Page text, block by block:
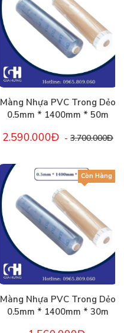
Màng Nhựa PVC Trong Dẻo
0.5mm * 1400mm * 50m
2.590.000Đ - 3.700.000Đ
Còn Hàng
Màng Nhựa PVC Trong Dẻo
0.5mm * 1400mm * 30m